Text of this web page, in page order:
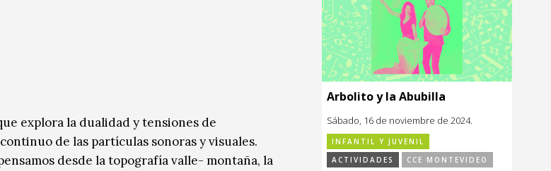
explora la dualidad y tensiones de
de las partículas sonoras y visuales.
desde la topografía valle- montaña, la
Arbolito y la Abubilla
Sábado, 16 de noviembre de 2024.
INFANTIL Y JUVENIL
ACTIVIDADES
CCE MONTEVIDEO